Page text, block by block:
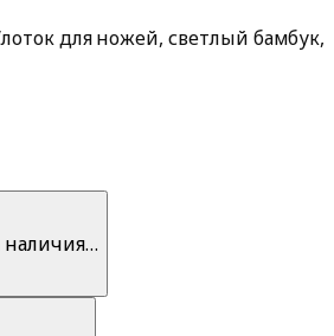
для ножей, светлый бамбук,
наличия…